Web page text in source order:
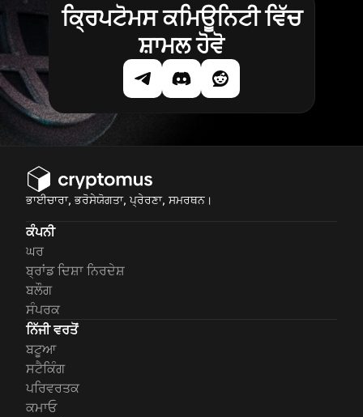
ਕ੍ਰਿਪਟੋਮਸ ਕਮਿਊਨਿਟੀ ਵਿੱਚ
ਸ਼ਾਮਲ ਹੋਵੋ
ਭਾਈਚਾਰਾ, ਭਰੋਸੇਯੋਗਤਾ, ਪ੍ਰੇਰਣਾ, ਸਮਰਥਨ।
ਕੰਪਨੀ
ਘਰ
ਬ੍ਰਾਂਡ ਦਿਸ਼ਾ ਨਿਰਦੇਸ਼
ਬਲੌਗ
ਸੰਪਰਕ
ਨਿੱਜੀ ਵਰਤੋਂ
ਬਟੂਆ
ਸਟੈਕਿੰਗ
ਪਰਿਵਰਤਕ
ਕਮਾਓ